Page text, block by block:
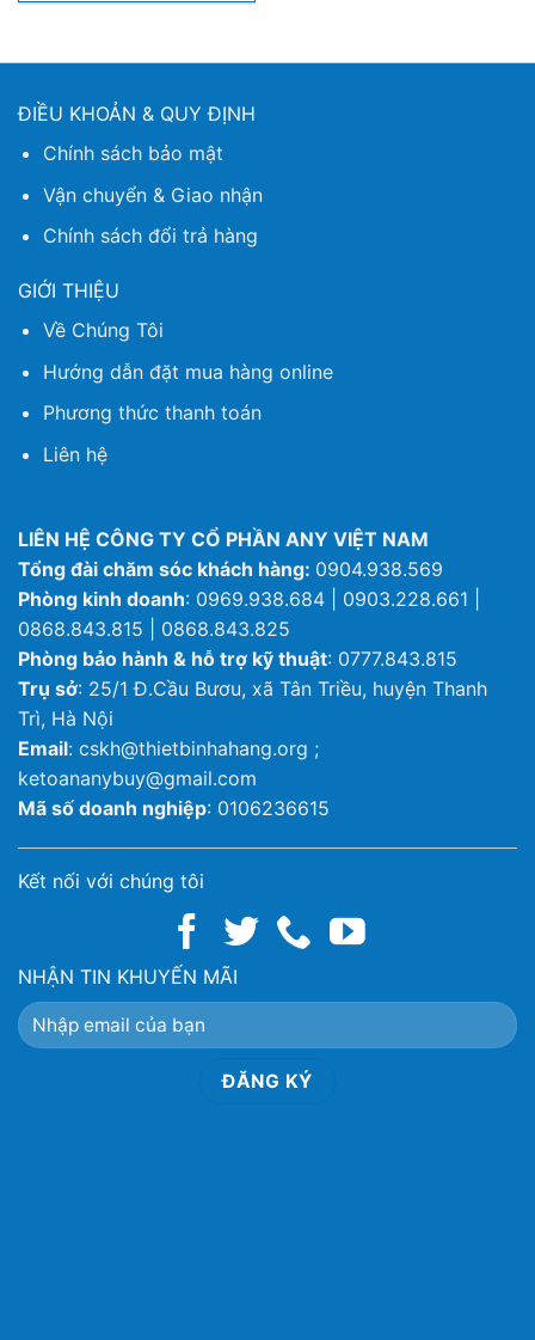
ĐIỀU KHOẢN & QUY ĐỊNH
Chính sách bảo mật
Vận chuyển & Giao nhận
Chính sách đổi trả hàng
GIỚI THIỆU
Về Chúng Tôi
Hướng dẫn đặt mua hàng online
Phương thức thanh toán
Liên hệ
LIÊN HỆ CÔNG TY CỔ PHẦN ANY VIỆT NAM
Tổng đài chăm sóc khách hàng: 0904.938.569
Phòng kinh doanh: 0969.938.684 | 0903.228.661 |
0868.843.815 | 0868.843.825
Phòng bảo hành & hỗ trợ kỹ thuật: 0777.843.815
Trụ sở: 25/1 Đ.Cầu Bươu, xã Tân Triều, huyện Thanh
Trì, Hà Nội
Email: cskh@thietbinhahang.org ;
ketoananybuy@gmail.com
Mã số doanh nghiệp: 0106236615
Kết nối với chúng tôi
NHẬN TIN KHUYẾN MÃI